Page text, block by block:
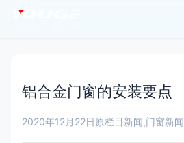
铝合金门窗的安装要点
2020年12月22日 原栏目新闻,门窗新闻